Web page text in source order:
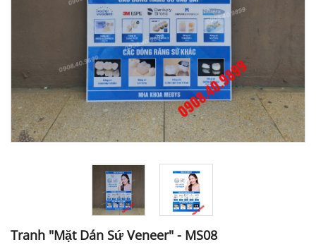
Tranh "Mặt Dán Sứ Veneer" - MS08